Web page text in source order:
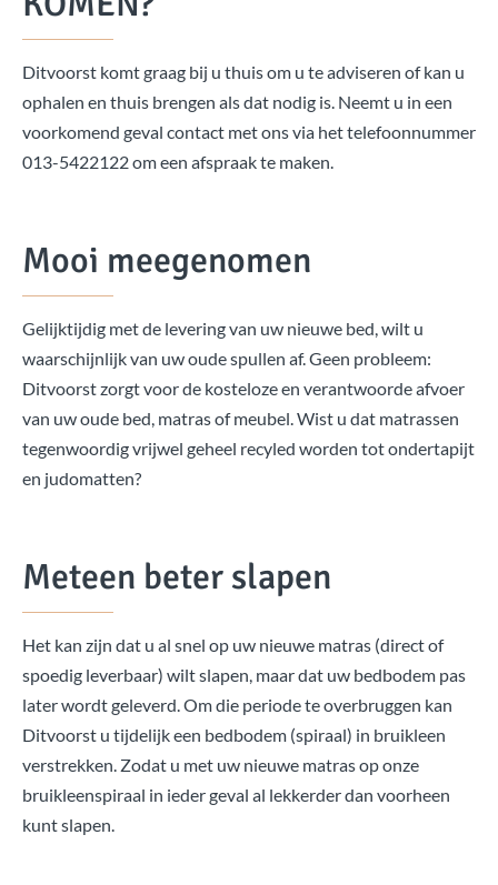
Ditvoorst komt graag bij u thuis om u te adviseren of kan u
ophalen en thuis brengen als dat nodig is. Neemt u in een
voorkomend geval contact met ons via het telefoonnummer
013-5422122 om een afspraak te maken.
Mooi meegenomen
Gelijktijdig met de levering van uw nieuwe bed, wilt u
waarschijnlijk van uw oude spullen af. Geen probleem:
Ditvoorst zorgt voor de kosteloze en verantwoorde afvoer
van uw oude bed, matras of meubel. Wist u dat matrassen
tegenwoordig vrijwel geheel recyled worden tot ondertapijt
en judomatten?
Meteen beter slapen
Het kan zijn dat u al snel op uw nieuwe matras (direct of
spoedig leverbaar) wilt slapen, maar dat uw bedbodem pas
later wordt geleverd. Om die periode te overbruggen kan
Ditvoorst u tijdelijk een bedbodem (spiraal) in bruikleen
verstrekken. Zodat u met uw nieuwe matras op onze
bruikleenspiraal in ieder geval al lekkerder dan voorheen
kunt slapen.